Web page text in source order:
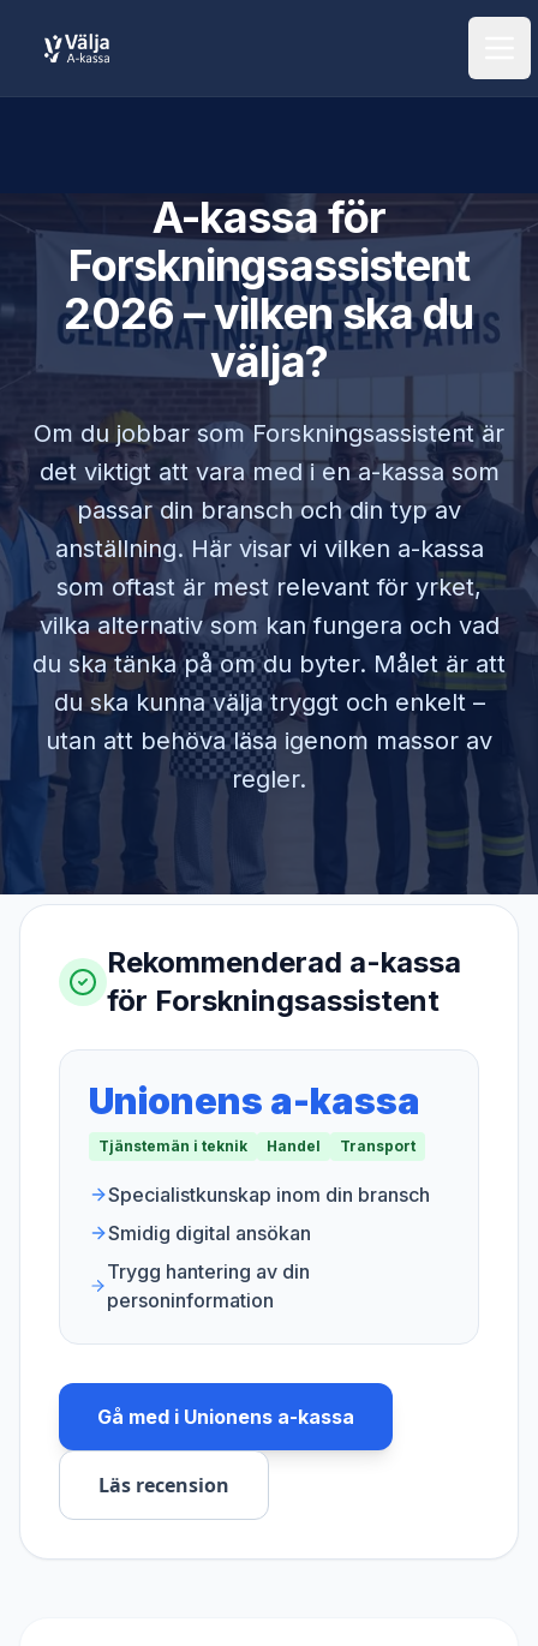
A-kassa för
Forskningsassistent
2026 – vilken ska du
välja?
Om du jobbar somForskningsassistentär
det viktigt att vara med i en a-kassa som
passar din bransch och din typ av
anställning. Här visar vi vilken a-kassa
som oftast är mest relevant för yrket,
vilka alternativ som kan fungera och vad
du ska tänka på om du byter. Målet är att
du ska kunna välja tryggt och enkelt –
utan att behöva läsa igenom massor av
regler.
Rekommenderad a-kassa
för Forskningsassistent
Unionens a-kassa
Tjänstemän i teknik Handel Transport
Specialistkunskap inom din bransch
Smidig digital ansökan
Trygg hantering av din
personinformation
Gå med i Unionens a-kassa
Läs recension